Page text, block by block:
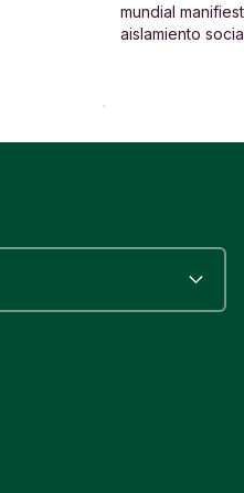
mundial
aislamiento